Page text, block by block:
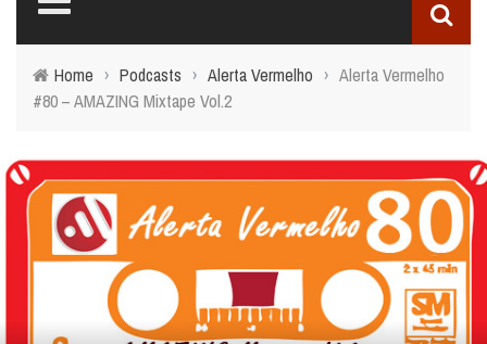
Home › Podcasts › Alerta Vermelho › Alerta Vermelho
#80 – AMAZING Mixtape Vol.2